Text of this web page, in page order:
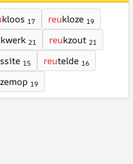
kloos 17 reukloze 19
kwerk 21 reukzout 21
ssite 15 reutelde 16
zemop 19